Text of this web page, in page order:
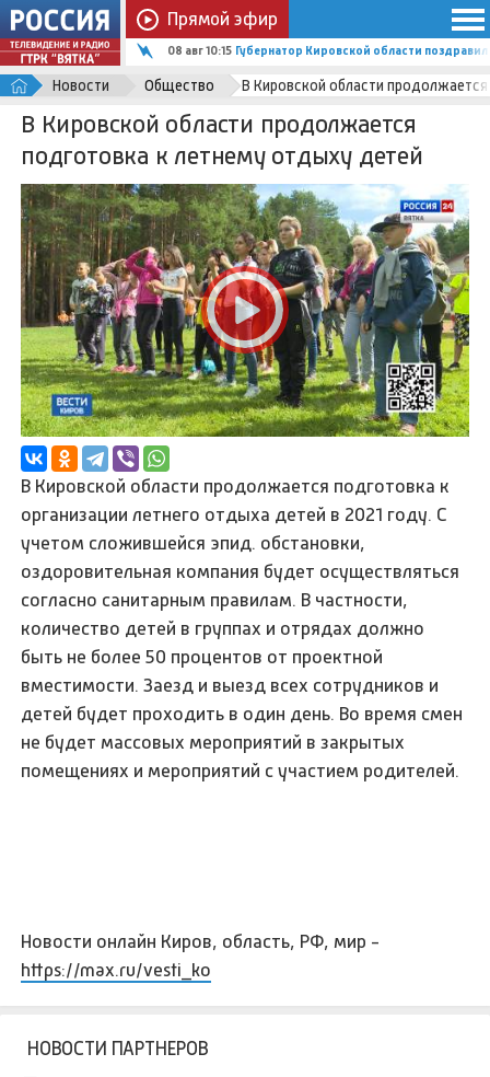
Прямой эфир
08 авг 10:15 Губернатор Кировской области
Новости Общество В Кировской области
В Кировской области продолжается
подготовка к летнему отдыху детей
В Кировской области продолжается подготовка к
организации летнего отдыха детей в 2021 году. С
учетом сложившейся эпид. обстановки,
оздоровительная компания будет осуществляться
согласно санитарным правилам. В частности,
количество детей в группах и отрядах должно
быть не более 50 процентов от проектной
вместимости. Заезд и выезд всех сотрудников и
детей будет проходить в один день. Во время смен
не будет массовых мероприятий в закрытых
помещениях и мероприятий с участием родителей.
Новости онлайн Киров, область, РФ, мир -
https://max.ru/vesti_ko
НОВОСТИ ПАРТНЕРОВ